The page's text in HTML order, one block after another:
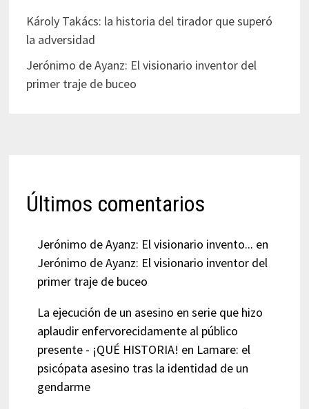
Károly Takács: la historia del tirador que superó
la adversidad
Jerónimo de Ayanz: El visionario inventor del
primer traje de buceo
Últimos comentarios
Jerónimo de Ayanz: El visionario invento... en
Jerónimo de Ayanz: El visionario inventor del
primer traje de buceo
La ejecución de un asesino en serie que hizo
aplaudir enfervorecidamente al público
presente - ¡QUÉ HISTORIA! en Lamare: el
psicópata asesino tras la identidad de un
gendarme